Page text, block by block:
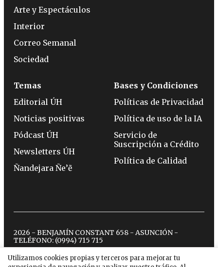
Utilizamos cookies propias y terceros para mejorar tu
Arte y Espectáculos
Interior
Correo Semanal
Sociedad
Temas
Editorial ÚH
Noticias positivas
Pódcast ÚH
Newsletters ÚH
Ñandejara Ñe’ẽ
Bases y Condiciones
Políticas de Privacidad
Política de uso de la IA
Servicio de
Suscripción a Crédito
Política de Calidad
2026 - BENJAMÍN CONSTANT 658 - ASUNCIÓN -
TELÉFONO: (0994) 715 715